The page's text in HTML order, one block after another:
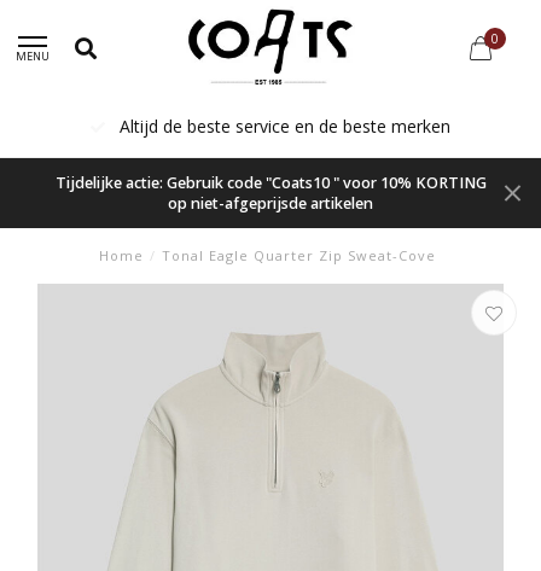
MENU
0
Altijd de beste service en de beste merken
Tijdelijke actie: Gebruik code "Coats10 " voor 10% KORTING
op niet-afgeprijsde artikelen
Home / Tonal Eagle Quarter Zip Sweat-Cove